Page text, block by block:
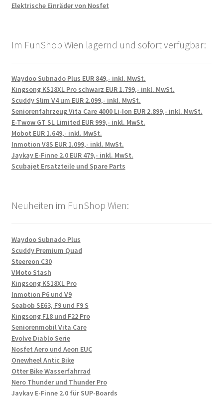
Elektrische Einräder von Nosfet
Im FunShop Wien lagernd und sofort verfügbar:
Waydoo Subnado Plus EUR 849,- inkl. MwSt.
Kingsong KS18XL Pro schwarz EUR 1.799,- inkl. MwSt.
Scuddy Slim V4 um EUR 2.099,- inkl. MwSt.
Seniorenfahrzeug Vita Care 4000 Li-Ion EUR 2.899,- inkl. MwSt.
E-Twow GT SL Limited EUR 999,- inkl. MwSt.
Mobot EUR 1.649,- inkl. MwSt.
Inmotion V8S EUR 1.099,- inkl. MwSt.
Jaykay E-Finne 2.0 EUR 479,- inkl. MwSt.
Scubajet Ersatzteile und Spare Parts
Neuheiten im FunShop Wien:
Waydoo Subnado Plus
Scuddy Premium Quad
Steereon C30
VMoto Stash
Kingsong KS18XL Pro
Inmotion P6 und V9
Seabob SE63, F9 und F9 S
Kingsong F18 und F22 Pro
Seniorenmobil Vita Care
Evolve Diablo Serie
Nosfet Aero und Aeon EUC
Onewheel Antic Bike
Otter Bike Wasserfahrrad
Nero Thunder und Thunder Pro
Jaykay E-Finne 2.0 für SUP-Boards